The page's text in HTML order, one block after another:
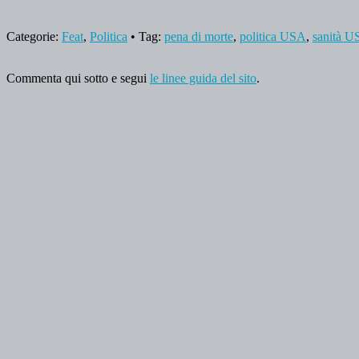
Categorie: Feat, Politica • Tag: pena di morte, politica USA, sanità
Commenta qui sotto e segui le linee guida del sito.